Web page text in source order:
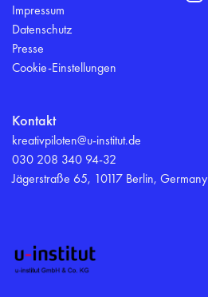
Impressum
Datenschutz
Presse
Cookie-Einstellungen
Kontakt
kreativpiloten@u-institut.de
030 208 340 94-32
Jägerstraße 65, 10117 Berlin, Germany